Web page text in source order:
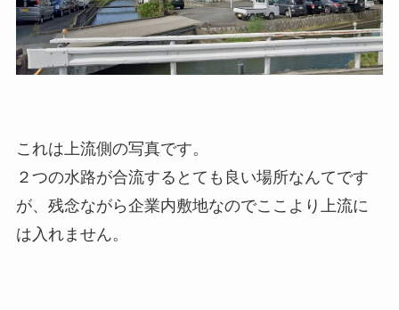
これは上流側の写真です。
２つの水路が合流するとても良い場所なんてです
が、残念ながら企業内敷地なのでここより上流に
は入れません。